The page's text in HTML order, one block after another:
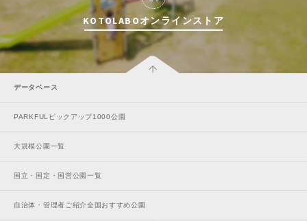
KOTOLABOオンラインストア
データベース
PARKFULピックアップ1000公園
大規模公園一覧
国立・国定・国営公園一覧
自治体・管理者ご紹介全国おすすめ公園